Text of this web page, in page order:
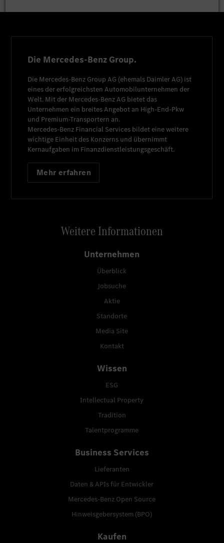
Die Mercedes-Benz Group.
Die Mercedes-Benz Group AG (ehemals Daimler AG) ist
eines der erfolgreichsten Automobilunternehmen der
Welt. Mit der Mercedes-Benz AG bietet das
Unternehmen ein breites Angebot an High-End-Pkw
und Premium-Transportern an.
Mercedes-Benz Financial Services bildet eine weitere
wichtige Einheit des Konzerns und übernimmt
Kernaufgaben im Finanzdienstleistungsgeschäft.
Mehr erfahren
Weitere Informationen
Unternehmen
Überblick
Jobsuche
Aktie
Standorte
Media Site
Kontakt
Wissen
ESG
Intellectual Property
Tradition
Talentprogramme
Business Services
Lieferanten
Daten & APIs für Entwickler
Mercedes-Benz Open Source
Hinweisgebersystem (BPO)
Kaufen